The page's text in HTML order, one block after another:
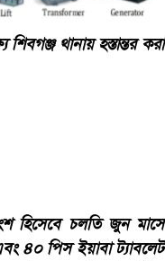
থানায় হস্তান্তর করা
হিসেবে চলতি জুন মাসে
৪০ পিস ইয়াবা ট্যাবলেট